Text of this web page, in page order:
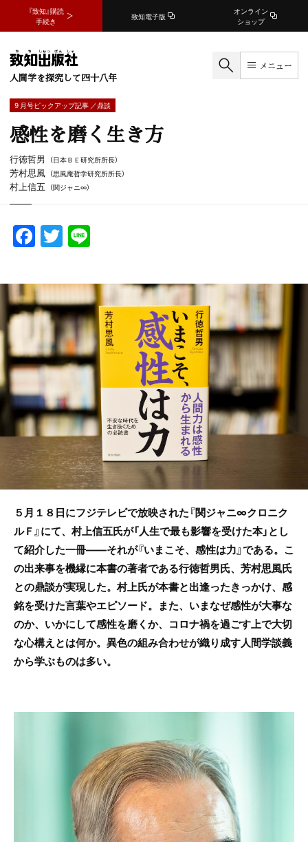
『致知』購読
手続き
致知電子版
オンライン
ショップ
人間学を探究して四十八年
メニュー
9 月号ピックアップ記事 ／鼎談
感性を磨く生き方
行徳哲男 （日本ＢＥ研究所所長）
芳村思風 （思風庵哲学研究所所長）
村上信五 （関ジャニ∞）
F
a
c
e
b
o
o
k
T
w
itt
er
e
５月１８日にフジテレビで放映された『関ジャニ∞クロニク
ルＦ』にて、村上信五氏が「人生で最も影響を受けた本」とし
て紹介した一冊――それが『いまこそ、感性は力』である。こ
の出来事を機縁に本書の著者である行徳哲男氏、芳村思風氏
との鼎談が実現した。村上氏が本書と出逢ったきっかけ、感
銘を受けた言葉やエピソード。また、いまなぜ感性が大事な
のか、いかにして感性を磨くか、コロナ禍を過ごす上で大切
な心構えとは何か。異色の組み合わせが織り成す人間学談義
から学ぶものは多い。